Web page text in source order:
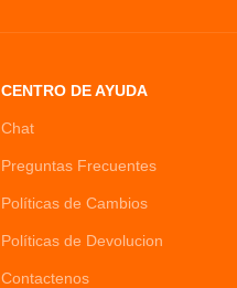
CENTRO DE AYUDA
Chat
Preguntas Frecuentes
Políticas de Cambios
Políticas de Devolucion
Contactenos